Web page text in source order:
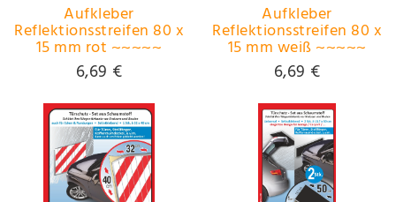
Aufkleber
Reflektionsstreifen 80 x
15 mm rot ~~~~~
schneller Versand
innerhalb 24 Stunden
~~~~~
6,69 €
Aufkleber
Reflektionsstreifen 80 x
15 mm weiß ~~~~~
schneller Versand
innerhalb 24 Stunden
~~~~~
6,69 €